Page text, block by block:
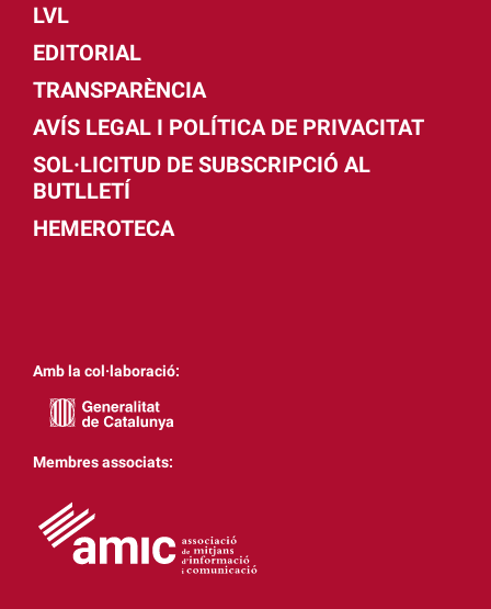
LVL
EDITORIAL
TRANSPARÈNCIA
AVÍS LEGAL I POLÍTICA DE PRIVACITAT
SOL·LICITUD DE SUBSCRIPCIÓ AL
BUTLLETÍ
HEMEROTECA
Amb la col·laboració:
Membres associats: